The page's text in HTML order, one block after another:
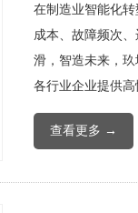
在制造业智能化
成本、故障频次
滑，智造未来，
各行业企业提供
查看更多 →